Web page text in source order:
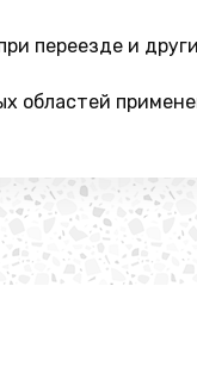
переезде и
областей